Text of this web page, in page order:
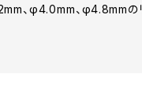
、φ4.0mm、φ4.8mmの